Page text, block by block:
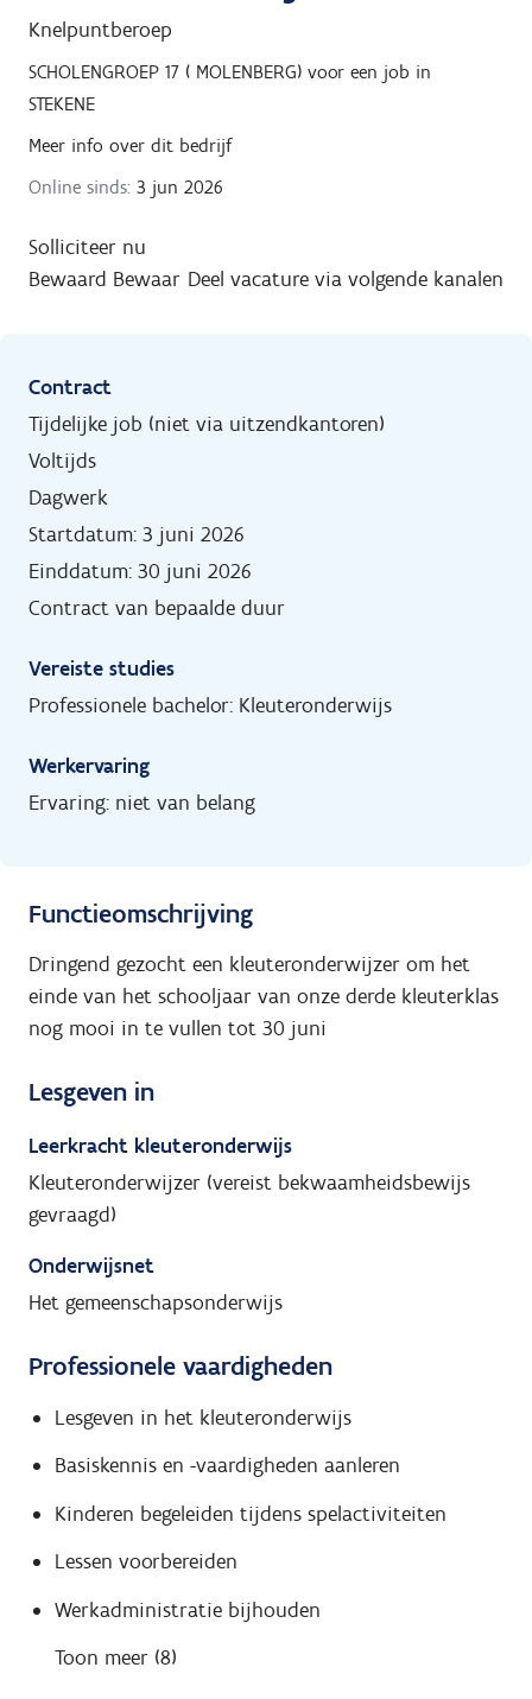
Knelpuntberoep
SCHOLENGROEP 17 ( MOLENBERG) voor een job in
STEKENE
Meer info over dit bedrijf
Online sinds: 3 jun 2026
Solliciteer nu
Bewaard Bewaar Deel vacature via volgende kanalen
Contract
Tijdelijke job (niet via uitzendkantoren)
Voltijds
Dagwerk
Startdatum: 3 juni 2026
Einddatum: 30 juni 2026
Contract van bepaalde duur
Vereiste studies
Professionele bachelor: Kleuteronderwijs
Werkervaring
Ervaring: niet van belang
Functieomschrijving
Dringend gezocht een kleuteronderwijzer om het
einde van het schooljaar van onze derde kleuterklas
nog mooi in te vullen tot 30 juni
Lesgeven in
Leerkracht kleuteronderwijs
Kleuteronderwijzer (vereist bekwaamheidsbewijs
gevraagd)
Onderwijsnet
Het gemeenschapsonderwijs
Professionele vaardigheden
Lesgeven in het kleuteronderwijs
Basiskennis en -vaardigheden aanleren
Kinderen begeleiden tijdens spelactiviteiten
Lessen voorbereiden
Werkadministratie bijhouden
Toon meer (8)